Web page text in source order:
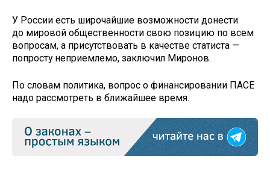
У России есть широчайшие возможности донести
до мировой общественности свою позицию по всем
вопросам, а присутствовать в качестве статиста —
попросту неприемлемо, заключил Миронов.
По словам политика, вопрос о финансировании ПАСЕ
надо рассмотреть в ближайшее время.